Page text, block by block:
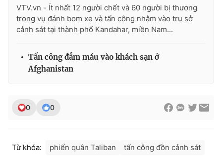
Giấy phép hoạt động báo in và báo điện tử số 483/GP-BTTTT
VTV.vn - Ít nhất 12 người chết và 60 người bị thương
trong vụ đánh bom xe và tấn công nhằm vào trụ sở
cảnh sát tại thành phố Kandahar, miền Nam...
Tấn công đẫm máu vào khách sạn ở
Afghanistan
0 0
Từ khóa: phiến quân Taliban tấn công đồn cảnh sát